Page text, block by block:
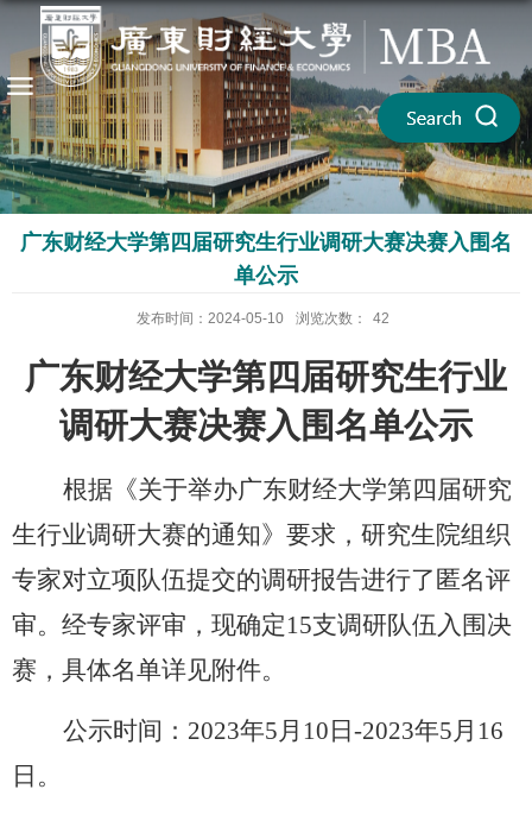
广东财经大学第四届研究生行业调研大赛决赛入围名
单公示
发布时间：2024-05-10 浏览次数： 42
广东财经大学第四届研究生行业
调研大赛决赛入围名单公示
根据《关于举办广东财经大学第四届研究
生行业调研大赛的通知》要求，研究生院组织
专家对立项队伍提交的调研报告进行了匿名评
审。经专家评审，现确定15支调研队伍入围决
赛，具体名单详见附件。
公示时间： 2023年5月10日-2023年5月16
日。